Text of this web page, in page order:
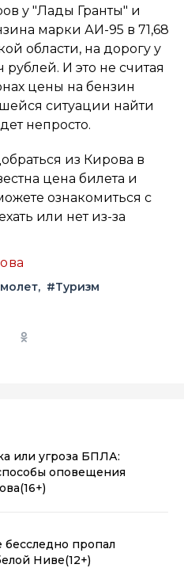
у "Лады Гранты" и
марки АИ-95 в 71,68
области, на дорогу у
рублей. И это не считая
цены на бензин
ситуации найти
непросто.
из Кирова в
цена билета и
ознакомиться с
или нет из-за
#Туризм
или угроза БПЛА:
оповещения
(16+)
бесследно пропал
Ниве(12+)